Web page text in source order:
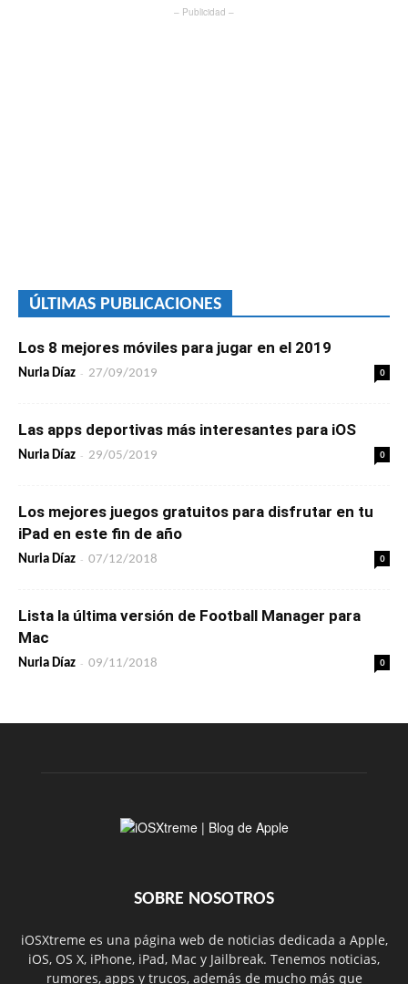
– Publicidad –
ÚLTIMAS PUBLICACIONES
Los 8 mejores móviles para jugar en el 2019
Nuria Díaz - 27/09/2019 0
Las apps deportivas más interesantes para iOS
Nuria Díaz - 29/05/2019 0
Los mejores juegos gratuitos para disfrutar en tu
iPad en este fin de año
Nuria Díaz - 07/12/2018 0
Lista la última versión de Football Manager para
Mac
Nuria Díaz - 09/11/2018 0
SOBRE NOSOTROS
iOSXtreme es una página web de noticias dedicada a Apple,
iOS, OS X, iPhone, iPad, Mac y Jailbreak. Tenemos noticias,
rumores, apps y trucos, además de mucho más que